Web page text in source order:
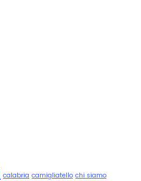
calabria camigliatello chi siamo